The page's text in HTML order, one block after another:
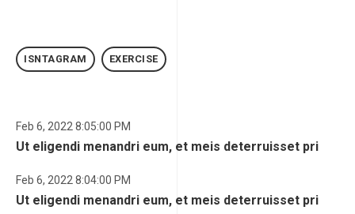
ISNTAGRAM EXERCISE
Feb 6, 2022 8:05:00 PM
Ut eligendi menandri eum, et meis deterruisset pri
Feb 6, 2022 8:04:00 PM
Ut eligendi menandri eum, et meis deterruisset pri